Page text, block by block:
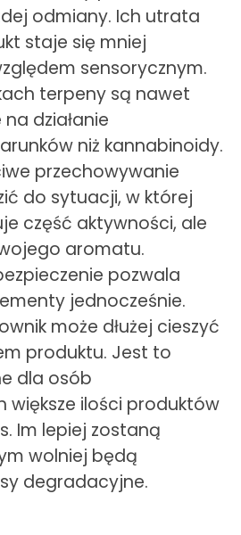
odmiany. Ich utrata
staje się mniej
sensorycznym.
terpeny są nawet
działanie
niż kannabinoidy.
przechowywanie
do sytuacji, w której
część aktywności, ale
aromatu.
pozwala
jednocześnie.
może dłużej cieszyć
produktu. Jest to
dla osób
większe ilości produktów
Im lepiej zostaną
wolniej będą
degradacyjne.